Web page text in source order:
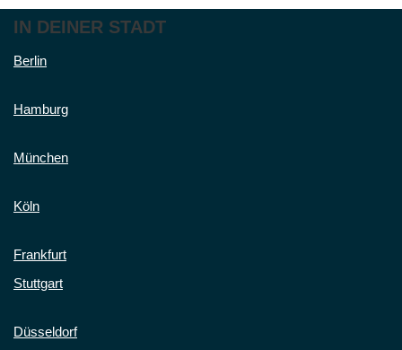
IN DEINER STADT
Berlin
Hamburg
München
Köln
Frankfurt
Stuttgart
Düsseldorf